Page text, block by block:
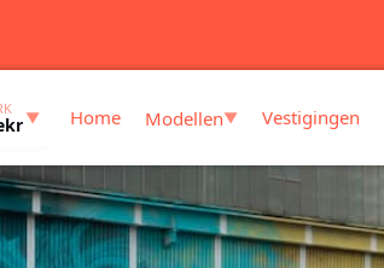
▼ Home Modellen▼ Vestigingen